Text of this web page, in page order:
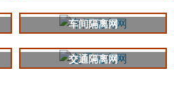
车间隔离网
交通隔离网